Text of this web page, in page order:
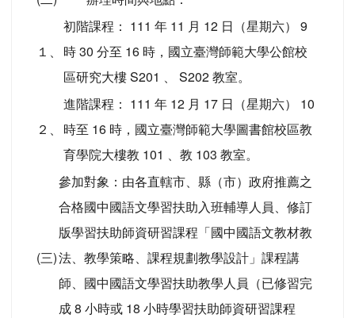
１、
初階課程： 111 年 11 月 12 日（星期六） 9
時 30 分至 16 時，國立臺灣師範大學公館校
區研究大樓 S201 、 S202 教室。
２、
進階課程： 111 年 12 月 17 日（星期六） 10
時至 16 時，國立臺灣師範大學圖書館校區教
育學院大樓教 101 、教 103 教室。
(三)
參加對象：由各直轄市、縣（市）政府推薦之
合格國中國語文學習扶助入班輔導人員、修訂
版學習扶助師資研習課程「國中國語文教材教
法、教學策略、課程規劃教學設計」課程講
師、國中國語文學習扶助教學人員（已修習完
成 8 小時或 18 小時學習扶助師資研習課程